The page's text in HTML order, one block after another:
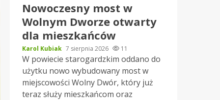
Nowoczesny most w
Wolnym Dworze otwarty
dla mieszkańców
Karol Kubiak 7 sierpnia 2026 11
W powiecie starogardzkim oddano do
użytku nowo wybudowany most w
miejscowości Wolny Dwór, który już
teraz służy mieszkańcom oraz